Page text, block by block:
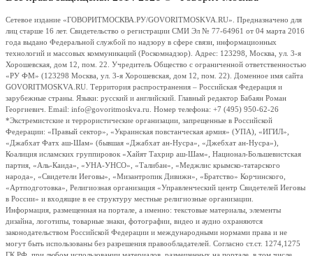
Сетевое издание «ГОВОРИТМОСКВА.РУ/GOVORITMOSKVA.RU». Предназначено для
лиц старше 16 лет. Свидетельство о регистрации СМИ Эл № 77-64961 от 04 марта 2016
года выдано Федеральной службой по надзору в сфере связи, информационных
технологий и массовых коммуникаций (Роскомнадзор). Адрес: 123298, Москва, ул. 3-я
Хорошевская, дом 12, пом. 22. Учредитель Общество с ограниченной ответственностью
«РУ ФМ» (123298 Москва, ул. 3-я Хорошевская, дом 12, пом. 22). Доменное имя сайта
GOVORITMOSKVA.RU. Территория распространения – Российская Федерация и
зарубежные страны. Языки: русский и английский. Главный редактор Бабаян Роман
Георгиевич. Email: info@govoritmoskva.ru. Номер телефона: +7 (495) 950-62-26
*Экстремистские и террористические организации, запрещенные в Российской
Федерации: «Правый сектор», «Украинская повстанческая армия» (УПА), «ИГИЛ»,
«Джабхат Фатх аш-Шам» (бывшая «Джабхат ан-Нусра», «Джебхат ан-Нусра»),
Коалиция исламских группировок «Хайят Тахрир аш-Шам», Национал-Большевистская
партия, «Аль-Каида», «УНА-УНСО», «Талибан», «Меджлис крымско-татарского
народа», «Свидетели Иеговы», «Мизантропик Дивижн», «Братство» Корчинского,
«Артподготовка», Религиозная организация «Управленческий центр Свидетелей Иеговы
в России» и входящие в ее структуру местные религиозные организации.
Информация, размещенная на портале, а именно: текстовые материалы, элементы
дизайна, логотипы, товарные знаки, фотографии, видео и аудио охраняются
законодательством Российской Федерации и международными нормами права и не
могут быть использованы без разрешения правообладателей. Согласно ст.ст. 1274,1275